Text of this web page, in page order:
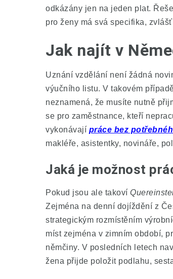
odkázány jen na jeden plat.
pro ženy má svá specifika,
Jak najít v
Uznání vzdělání není žádná
výučního listu. V takovém
neznamená, že musíte nutně
se pro zaměstnance, kteří
vykonávají práce bez
makléře, asistentky, novináře,
Jaká je možnost
Pokud jsou ale takoví
Zejména na denní dojíždění z
strategickým rozmístěním
míst zejména v zimním období,
němčiny. V posledních letech
žena přijde položit podlahu,